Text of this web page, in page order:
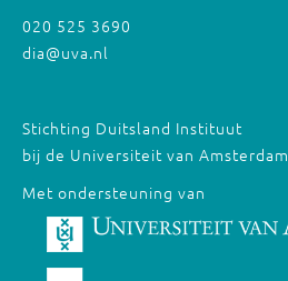
020 525 3690
dia@uva.nl
Stichting Duitsland Instituut
bij de Universiteit van Amsterdam
Met ondersteuning van